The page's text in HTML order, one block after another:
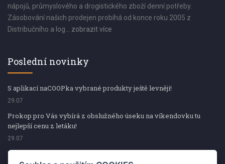
nápojů, průmyslového a drogistického zboží denní potřeby.
Zásobování našich prodejen probíhá od konce roku 2005 z
Distribučního a log... zobrazit více
Poslední novinky
S aplikací naCOOPka vybrané produkty ještě levněji!
29.07
Prokop pro Vás vybírá z obslužného úseku na víkendovku tu
nejlepší cenu z letáku!
29.07
Prokop pro Vás vybírá z obslužného úseku na víkendovku tu